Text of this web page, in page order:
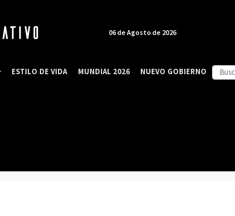
06 de Agosto de 2026
ESTILO DE VIDA MUNDIAL 2026 NUEVO GOBIERNO